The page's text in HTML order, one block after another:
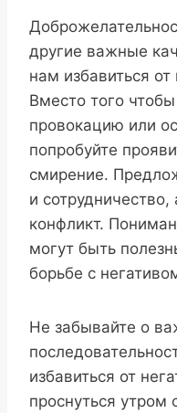
другие важные
нам избавиться
Вместо того
провокацию или
попробуйте
смирение.
и сотрудничество,
конфликт.
могут быть
борьбе с
Не забывайте о
избавиться от
проснуться утром